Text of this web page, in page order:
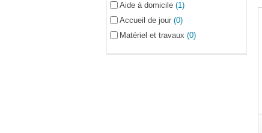
Aide à domicile (1)
Accueil de jour (0)
Matériel et travaux (0)